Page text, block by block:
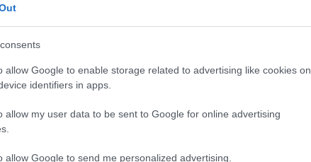
allow Google to enable storage related to advertising like cookies on
identifiers in apps.
allow my user data to be sent to Google for online advertising
allow Google to send me personalized advertising.
με τους Βάργκας και Έμπισερ να έχουν
εκ των δύο ομάδων όμως δεν κατάφερε να
στο παιχνίδι. Με το ξεκίνημα της επανάληψης
απείλησαν ξανά με τον Εντόι και από εκεί και
Κατάρ θα κατάφερνε να αντιδράσει.